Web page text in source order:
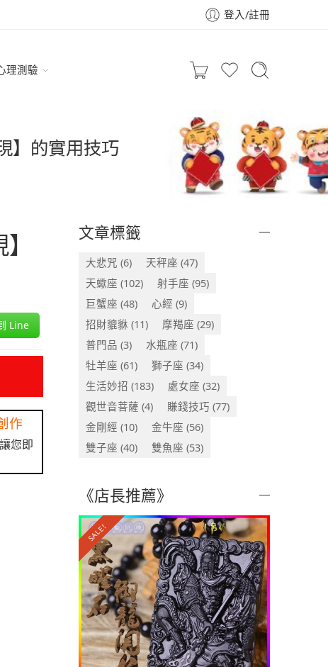
登入/註冊
理測驗
】的實用技巧
Line
作
您即
文章標籤
大悲咒 (6) 天秤座 (47)
天蠍座 (102) 射手座 (95)
巨蟹座 (48) 心經 (9)
招財貔貅 (11) 摩羯座 (29)
普門品 (3) 水瓶座 (71)
牡羊座 (61) 獅子座 (34)
生活妙招 (183) 處女座 (32)
觀世音菩薩 (4) 賺錢技巧 (77)
金剛經 (10) 金牛座 (56)
雙子座 (40) 雙魚座 (53)
《店長推薦》
SALE!